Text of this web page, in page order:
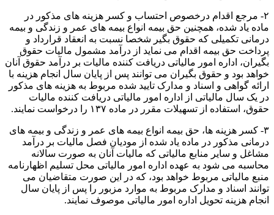
۲-­ مرجع اقدام درخصوص احتساب و کسر هزینه های مذکور در
ماده یاد شده، همچنین حق بیمه انواع بیمه های عمر و زندگی و بیمه
درمانی تکمیلی که حقوق بگیر شخصا نسبت به انعقاد قرارداد و
پرداخت حق بیمه اقدام می نماید از درآمد مشمول مالیات حقوق
بگیران، اداره امور مالیاتی دریافت کننده مالیات بر درآمد حقوق آنان
خواهد بود و حقوق بگیران می توانند پس از پایان سال انجام هزینه با
ارائه گواهی و اسناد و مدارک تایید شده مربوط به هزینه های مذکور
در یک سال مالیاتی از اداره امور مالیاتی دریافت کننده مالیات
حقوق، استفاده از تسهیلات مقرر در ماده ۱۳۷ را درخواست نمایند.
۳-­ کسر هزینه ها، حق بیمه انواع بیمه های عمر و زندگی و بیمه های
درمانی مذکور در ماده یاد شده از مودیان فصل مالیات بر درآمد
مشاغل و سایر منابع مالیاتی که مالیات آنان به صورت سالانه
محاسبه می شود به عهده اداره امور مالیاتی محل تسلیم اظهارنامه
منبع مالیاتی مربوط خواهد بود، که در این صورت متقاضیان می
توانند اسناد و مدارک مربوط به موارد مزبور را پس از پایان سال
انجام هزینه تحویل اداره امور مالیاتی موصوف نمایند.